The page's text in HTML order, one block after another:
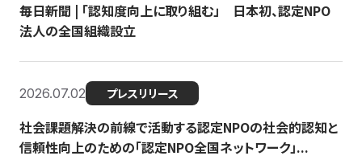
毎日新聞 | 「認知度向上に取り組む」 日本初、認定NPO
法人の全国組織設立
2026.07.02 プレスリリース
社会課題解決の前線で活動する認定NPOの社会的認知と
信頼性向上のための「認定NPO全国ネットワーク」...